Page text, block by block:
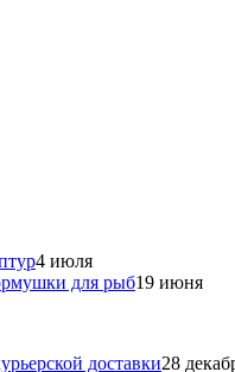
4 июля
для рыб19 июня
доставки28